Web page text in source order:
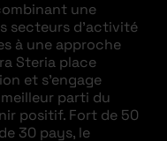
une
secteurs d’activité
à une approche
Steria place
et s’engage
parti du
positif. Fort de 50
30 pays, le